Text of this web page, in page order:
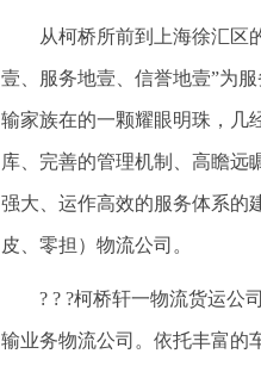
从柯桥所前到上海徐汇区
壹、服务地壹、信誉地壹”为
输家族在的一颗耀眼明珠，几
库、完善的管理机制、高瞻远
强大、运作高效的服务体系的
皮、零担）物流公司。
? ? ?柯桥轩一物流货运公
输业务物流公司。依托丰富的